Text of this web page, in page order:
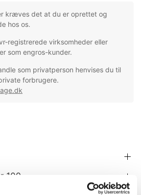
kræves det at du er oprettet og
hos os.
registrerede virksomheder eller
som engros-kunder.
som privatperson henvises du til
forbrugere.
100